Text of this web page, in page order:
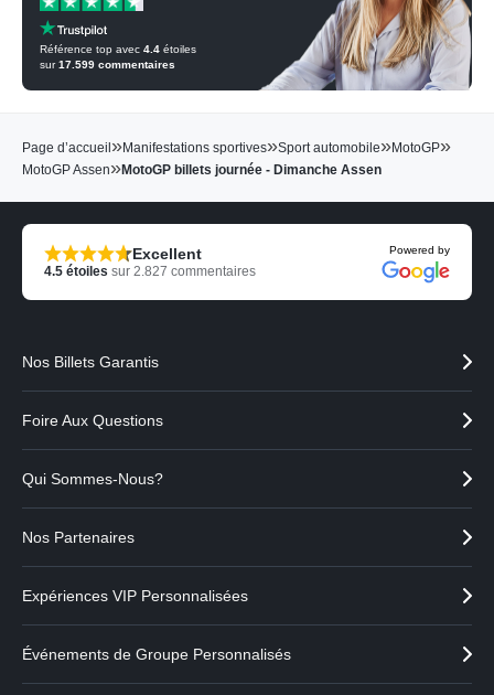
Référence top avec 4.4 étoiles
sur17.599 commentaires
Page d’accueil»Manifestations sportives»Sport automobile»MotoGP»
MotoGP Assen»MotoGP billets journée - Dimanche Assen
Excellent
4.5 étoiles sur 2.827 commentaires
Powered by
Nos Billets Garantis
Foire Aux Questions
Qui Sommes-Nous?
Nos Partenaires
Expériences VIP Personnalisées
Événements de Groupe Personnalisés